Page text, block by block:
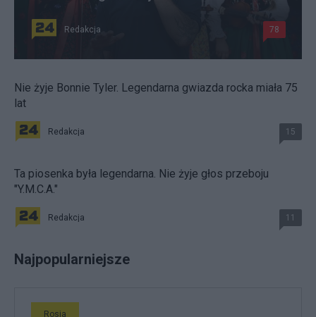
Redakcja 78
Nie żyje Bonnie Tyler. Legendarna gwiazda rocka miała 75
lat
Redakcja 15
Ta piosenka była legendarna. Nie żyje głos przeboju
"Y.M.C.A."
Redakcja 11
Najpopularniejsze
Rosja